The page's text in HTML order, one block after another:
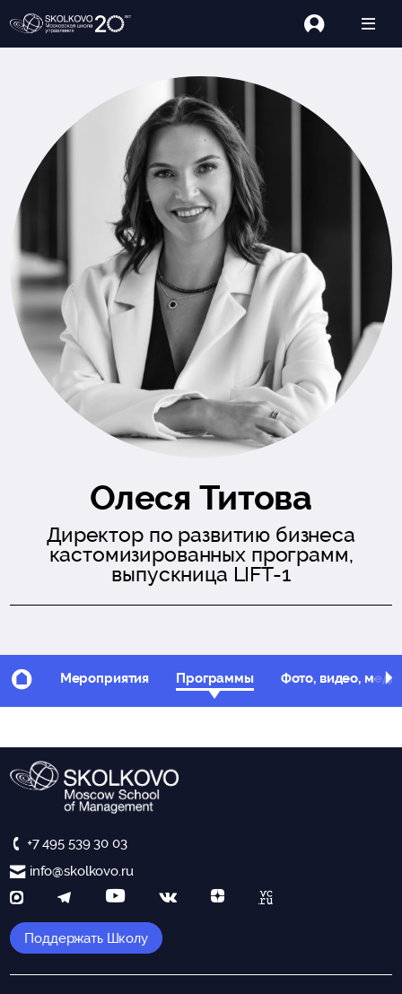
Олеся Титова
Директор по развитию бизнеса
кастомизированных программ,
выпускница LIFT-1
Мероприятия Программы Фото, видео,
+7 495 539 30 03
info@skolkovo.ru
Поддержать Школу